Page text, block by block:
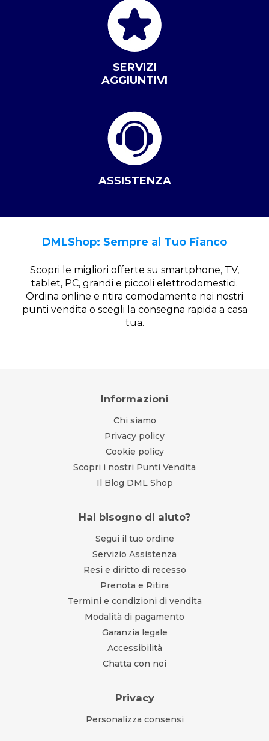
SERVIZI
AGGIUNTIVI
ASSISTENZA
DMLShop: Sempre al Tuo Fianco
Scopri le migliori offerte su smartphone, TV,
tablet, PC, grandi e piccoli elettrodomestici.
Ordina online e ritira comodamente nei nostri
punti vendita o scegli la consegna rapida a casa
tua.
Informazioni
Chi siamo
Privacy policy
Cookie policy
Scopri i nostri Punti Vendita
Il Blog DML Shop
Hai bisogno di aiuto?
Segui il tuo ordine
Servizio Assistenza
Resi e diritto di recesso
Prenota e Ritira
Termini e condizioni di vendita
Modalità di pagamento
Garanzia legale
Accessibilità
Chatta con noi
Privacy
Personalizza consensi